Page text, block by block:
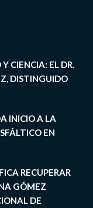
CIENCIA: EL DR.
DISTINGUIDO
INICIO A LA
EN
RECUPERAR
GÓMEZ
DE